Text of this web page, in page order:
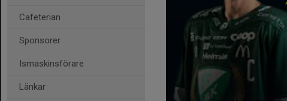
Cafeterian
Sponsorer
Ismaskinsförare
Länkar